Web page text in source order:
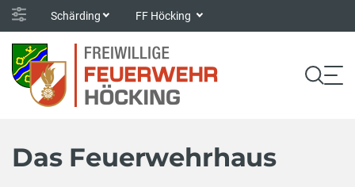
Schärding FF Höcking
Das Feuerwehrhaus